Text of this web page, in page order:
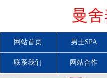
曼
网站首页 男士SPA
联系我们 网站合作